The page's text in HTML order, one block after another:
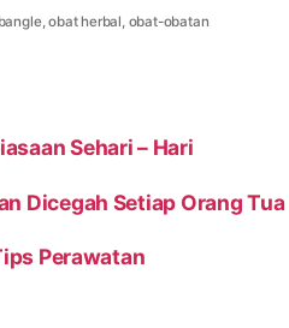
,obat herbal, obat-obatan
Sehari – Hari
Dicegah Setiap Orang Tua
Perawatan